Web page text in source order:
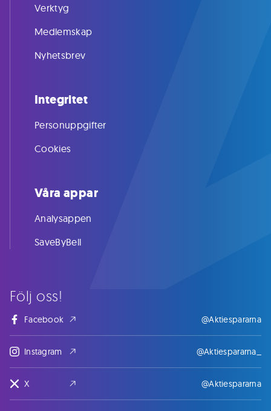
Följ oss!
Facebook @Aktiespararna
Instagram @Aktiespararna_
X @Aktiespararna
Verktyg
Medlemskap
Nyhetsbrev
Integritet
Personuppgifter
Cookies
Våra appar
Analysappen
SaveByBell